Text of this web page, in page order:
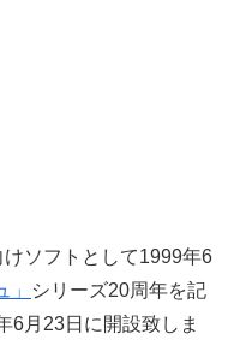
ソフトとして1999年6
」
シリーズ20周年を記
6月23日に開設致しま